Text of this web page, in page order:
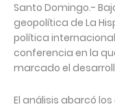
Santo Domingo.-
geopolítica de La
política
conferencia en la
marcado el
El análisis abarcó